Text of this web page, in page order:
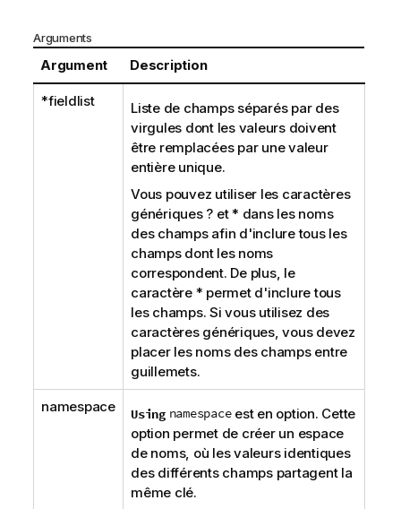
Arguments
Argument Description
*fieldlist
Liste de champs séparés par des
virgules dont les valeurs doivent
être remplacées par une valeur
entière unique.
Vous pouvez utiliser les caractères
génériques ? et * dans les noms
des champsafin d'inclure tous les
champs dont les noms
correspondent. De plus, le
caractère * permet d'inclure tous
les champs. Si vous utilisez des
caractères génériques, vous devez
placer les noms des champs entre
guillemets.
namespace Using namespaceest en option. Cette
option permet de créer un espace
de noms, où les valeurs identiques
des différents champs partagent la
même clé.